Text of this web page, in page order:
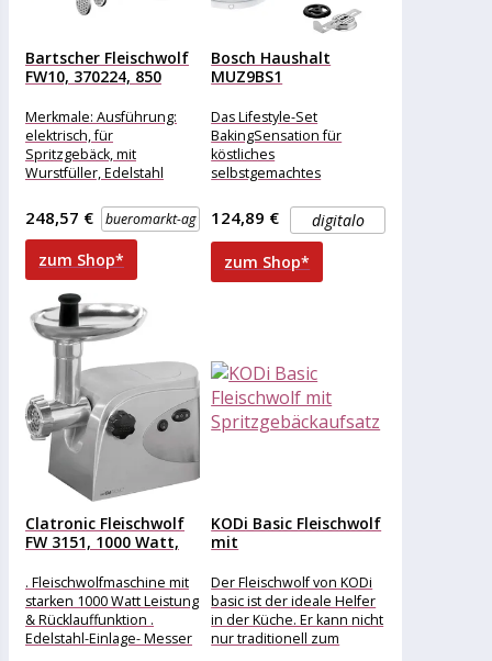
Bartscher Fleischwolf
FW10, 370224, 850
Merkmale: Ausführung:
elektrisch, für
Spritzgebäck, mit
Wurstfüller, Edelstahl
Produktinformationen:
Material: Edelstahl,
Kunststoff Leistung: 850
Watt
Mengenverarbeitung: 10
bueromarkt-ag
248,57 €
zum Shop*
Bosch Haushalt
MUZ9BS1
Metall, Weiß
Das Lifestyle-Set
BakingSensation für
köstliches
selbstgemachtes
praktischen Vorsatz für
den Fleischwolf, der im
Lieferumfang enthalten ist,
können
digitalo
124,89 €
zum Shop*
Clatronic Fleischwolf
FW 3151, 1000 Watt,
. Fleischwolfmaschine mit
starken 1000 Watt Leistung
& Rücklauffunktion .
Edelstahl-Einlage- Messer
KODi Basic Fleischwolf
mit
Der Fleischwolf von KODi
basic ist der ideale Helfer
in der Küche. Er kann nicht
nur traditionell zum